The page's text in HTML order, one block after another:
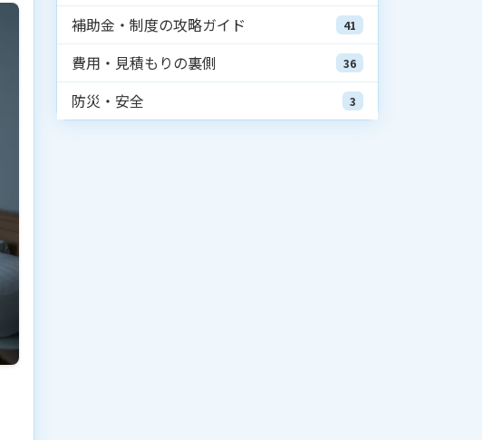
補助金・制度の攻略ガイド 41
費用・見積もりの裏側 36
防災・安全 3